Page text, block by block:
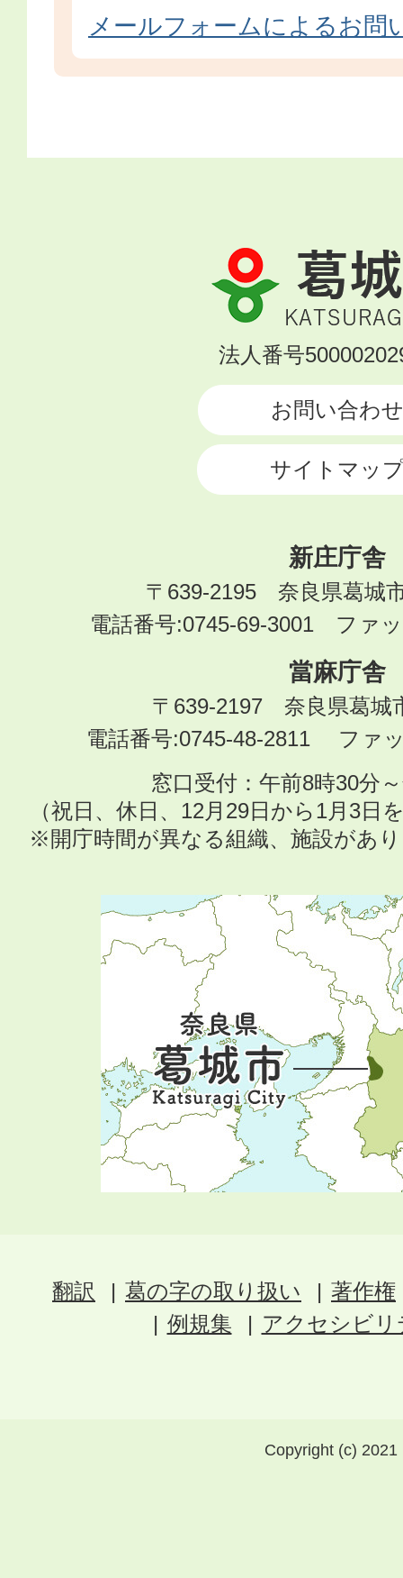
メールフォームによるお問
葛
城
市
KATSURAGI
法人番号
お問い合わせ
サイトマッ
新庄庁舎
〒639-2195 奈良県葛城
電話番号:0745-69-3001 ファ
當麻庁舎
〒639-2197 奈良県葛城
電話番号:0745-48-2811 ファ
窓口受付：午前8時30分
（祝日、休日、12月29日から1月3日
※開庁時間が異なる組織、施設があ
翻訳 葛の字の取り扱い
著作権
例規集
アクセシビ
Copyright (c)